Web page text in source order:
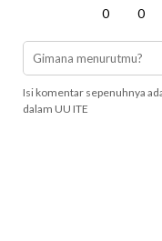
0 0
Isi komentar sepenuhnya
dalam UU ITE